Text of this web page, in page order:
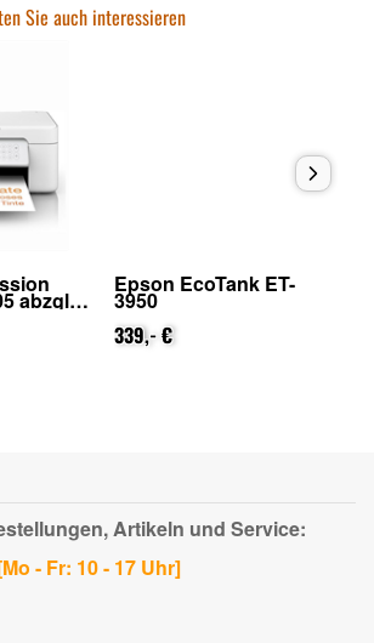
Sie auch interessieren
abzgl.
(von
Epson EcoTank ET-
3950
339,- €
Artikeln und Service:
- Fr: 10 - 17 Uhr]